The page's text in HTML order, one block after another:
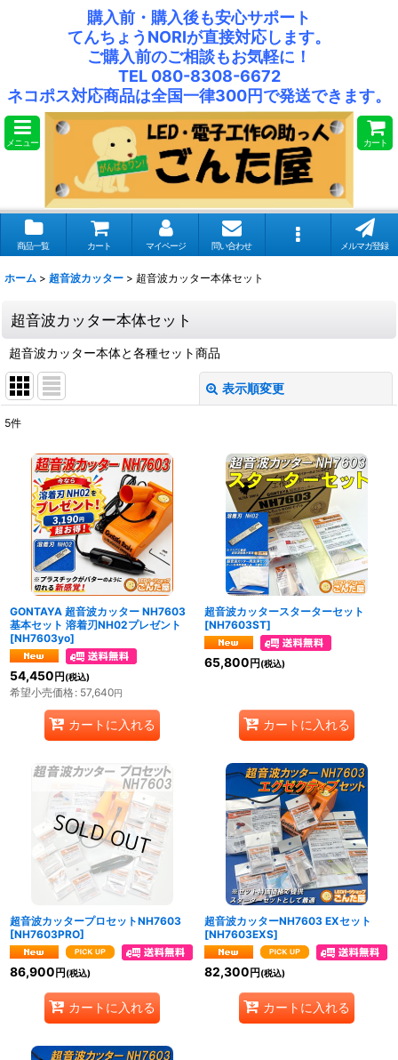
購入前・購入後も安心サポート
てんちょうNORIが直接対応します。
ご購入前のご相談もお気軽に！
TEL 080-8308-6672
ネコポス対応商品は全国一律300円で発送できます。
メニュー カート
商品一覧 カート マイページ 問い合わせ メルマガ登録
ホーム > 超音波カッター > 超音波カッター本体セット
超音波カッター本体セット
超音波カッター本体と各種セット商品
表示順変更
並び順:
5件
GONTAYA 超音波カッター NH7603
基本セット 溶着刃NH02プレゼント
[NH7603yo]
54,450円(税込)
希望小売価格: 57,640円
カートに入れる
超音波カッタースターターセット
[NH7603ST]
65,800円(税込)
カートに入れる
超音波カッタープロセットNH7603
[NH7603PRO]
86,900円(税込)
カートに入れる
超音波カッターNH7603 EXセット
[NH7603EXS]
82,300円(税込)
カートに入れる